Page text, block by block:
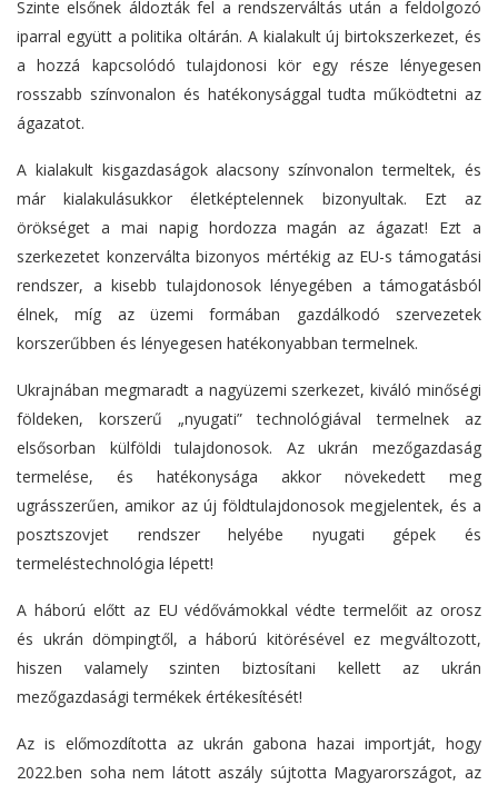
Szinte elsőnek áldozták fel a rendszerváltás után a feldolgozó
iparral együtt a politika oltárán. A kialakult új birtokszerkezet, és
a hozzá kapcsolódó tulajdonosi kör egy része lényegesen
rosszabb színvonalon és hatékonysággal tudta működtetni az
ágazatot.
A kialakult kisgazdaságok alacsony színvonalon termeltek, és
már kialakulásukkor életképtelennek bizonyultak. Ezt az
örökséget a mai napig hordozza magán az ágazat! Ezt a
szerkezetet konzerválta bizonyos mértékig az EU-s támogatási
rendszer, a kisebb tulajdonosok lényegében a támogatásból
élnek, míg az üzemi formában gazdálkodó szervezetek
korszerűbben és lényegesen hatékonyabban termelnek.
Ukrajnában megmaradt a nagyüzemi szerkezet, kiváló minőségi
földeken, korszerű „nyugati” technológiával termelnek az
elsősorban külföldi tulajdonosok. Az ukrán mezőgazdaság
termelése, és hatékonysága akkor növekedett meg
ugrásszerűen, amikor az új földtulajdonosok megjelentek, és a
posztszovjet rendszer helyébe nyugati gépek és
termeléstechnológia lépett!
A háború előtt az EU védővámokkal védte termelőit az orosz
és ukrán dömpingtől, a háború kitörésével ez megváltozott,
hiszen valamely szinten biztosítani kellett az ukrán
mezőgazdasági termékek értékesítését!
Az is előmozdította az ukrán gabona hazai importját, hogy
2022.ben soha nem látott aszály sújtotta Magyarországot, az